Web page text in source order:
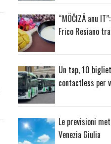
“MÖČIZÄ anu
Frico Resiano
Un tap, 10
contactless per
Le previsioni
Venezia Giulia